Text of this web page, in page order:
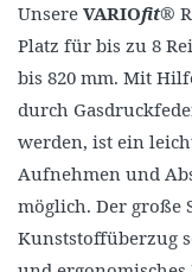
Unsere VARIOfit®
Platz für bis zu 8
bis 820 mm. Mit
durch
werden, ist ein
Aufnehmen und
möglich. Der große
Kunststoffüberzug